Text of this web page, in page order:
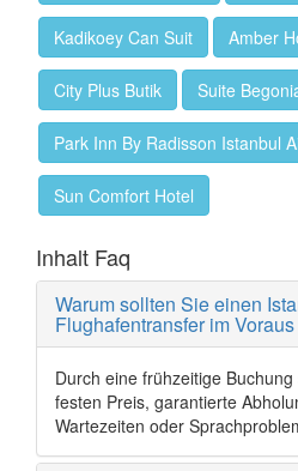
Kadikoey Can Suit Amber
City Plus Butik Suite
Park Inn By Radisson Istanbul
Sun Comfort Hotel
Inhalt Faq
Warum sollten Sie einen
Flughafentransfer im
Durch eine frühzeitige
festen Preis, garantierte
Wartezeiten oder